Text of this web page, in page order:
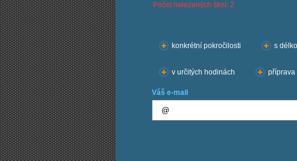
Počet nalezených škol: 2
konkrétní pokročilosti
s
v určitých hodinách příprava
Váš e-mail